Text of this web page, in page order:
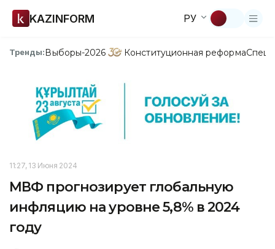
KAZINFORM РУ
Тренды:Выборы-2026 Конституционная реформа
11:27, 13 Июня 2024
МВФ прогнозирует глобальную
инфляцию на уровне 5,8% в 2024
году